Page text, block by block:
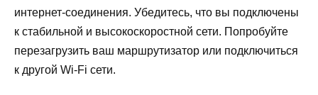
интернет-соединения. Убедитесь, что вы подключены
к стабильной и высокоскоростной сети. Попробуйте
перезагрузить ваш маршрутизатор или подключиться
к другой Wi-Fi сети.